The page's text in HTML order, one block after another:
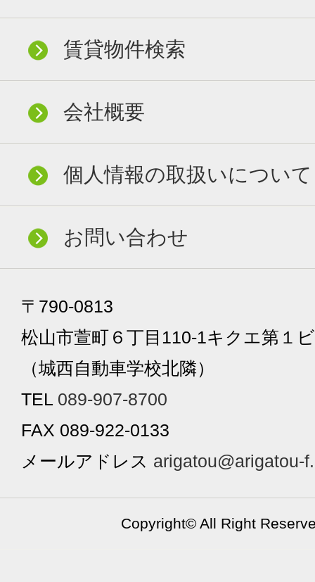
賃貸物件検索
会社概要
個人情報の取扱いについて
お問い合わせ
〒790-0813
松山市萱町６丁目110-1キクエ第１
（城西自動車学校北隣）
TEL 089-907-8700
FAX 089-922-0133
メールアドレス arigatou@arigatou-
Copyright© All Right